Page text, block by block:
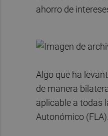
ahorro de
Algo que ha
de manera
aplicable a todas
Autonómico (FLA).